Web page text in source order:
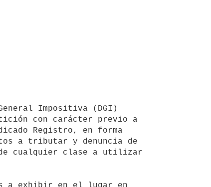
con carácter previo a
Registro, en forma
a tributar y denuncia de
cualquier clase a utilizar